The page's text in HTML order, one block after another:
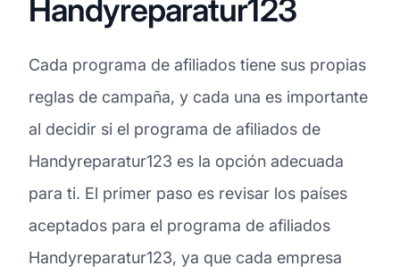
Handyreparatur123
Cada programa de afiliados tiene sus propias
reglas de campaña, y cada una es importante
al decidir si el programa de afiliados de
Handyreparatur123 es la opción adecuada
para ti. El primer paso es revisar los países
aceptados para el programa de afiliados
Handyreparatur123, ya que cada empresa